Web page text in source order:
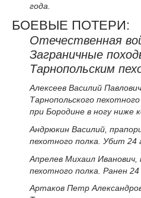
года.
БОЕВЫЕ ПОТЕРИ:
Отечественная
Заграничные
Тарнопольским
Алексеев Василий
Тарнопольского
при Бородине в ногу ниже
Андрюкин Василий,
пехотного полка. Убит 24
Апрелев Михаил Иванович,
пехотного полка. Ранен
Артаков Петр